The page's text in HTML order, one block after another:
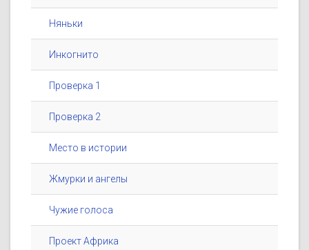
Няньки
Инкогнито
Проверка 1
Проверка 2
Место в истории
Жмурки и ангелы
Чужие голоса
Проект Африка